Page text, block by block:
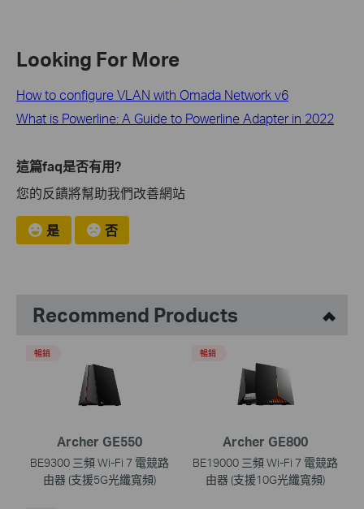
Looking For More
How to configure VLAN with Omada Network v6
What is Powerline: A Guide to Powerline Adapter in 2022
這篇faq是否有用?
您的反饋將幫助我們改善網站
是 否
Recommend Products
Archer GE550
BE9300 三頻 Wi-Fi 7 電競路
由器 (支援5G光纖寬頻)
暢銷
Archer GE800
BE19000 三頻 Wi-Fi 7 電競路
由器 (支援10G光纖寬頻)
暢銷